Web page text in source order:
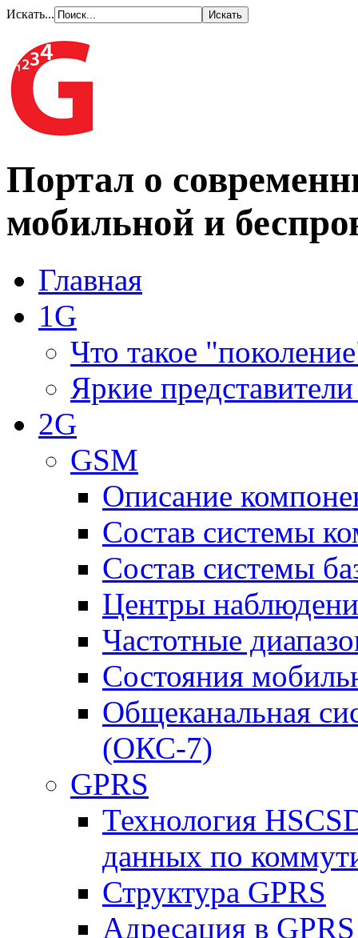
Искать...
Портал о
мобильной и
Главная
1G
Что такое
Яркие
2G
GSM
Описание
Состав системы
Состав системы
Центры
Частотные
Состояния
Общеканальная
(ОКС-7)
GPRS
Технология
данных по
Структура GPRS
Адресация в GPRS